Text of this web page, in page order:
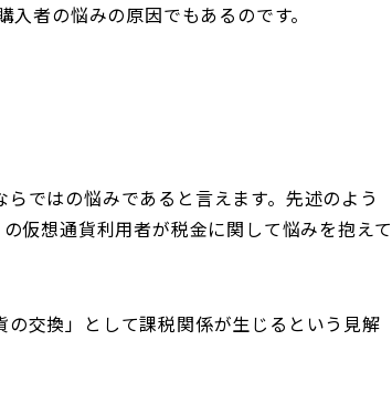
者の悩みの原因でもあるのです。
ではの悩みであると言えます。先述のよう
仮想通貨利用者が税金に関して悩みを抱えて
交換」として課税関係が生じるという見解